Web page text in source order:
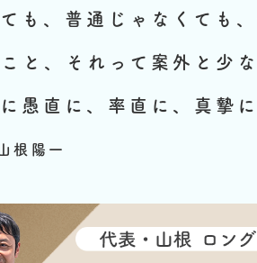
も、普通じゃなくても
と、それって案外と少
愚直に、率直に、真摯
根陽一